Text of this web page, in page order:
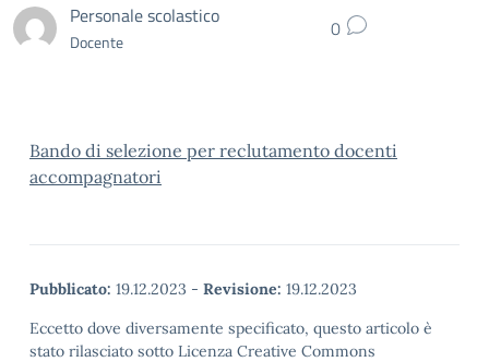
Personale scolastico
Docente 0
Bando di selezione per reclutamento docenti
accompagnatori
Pubblicato: 19.12.2023 - Revisione: 19.12.2023
Eccetto dove diversamente specificato, questo articolo è
stato rilasciato sotto Licenza Creative Commons